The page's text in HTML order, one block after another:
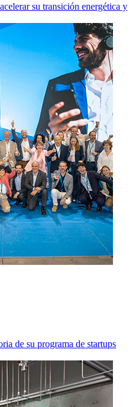
su transición energética y
de su programa de startups